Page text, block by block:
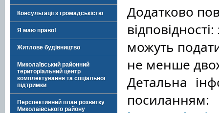
Консультації з громадськістю
Я маю право!
Житлове будівництво
Миколаївський районний
територіальний центр
комплектування та соціальної
підтримки
Перспективний план розвитку
Миколаївського району
Додатково
можуть
не менше
Детальна